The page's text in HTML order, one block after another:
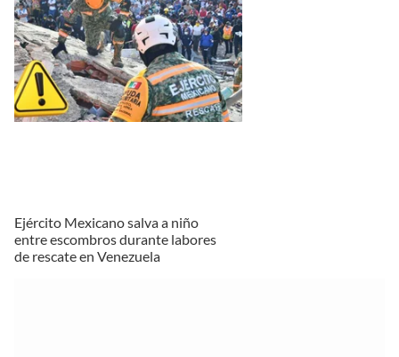
Ejército Mexicano salva a niño
entre escombros durante labores
de rescate en Venezuela